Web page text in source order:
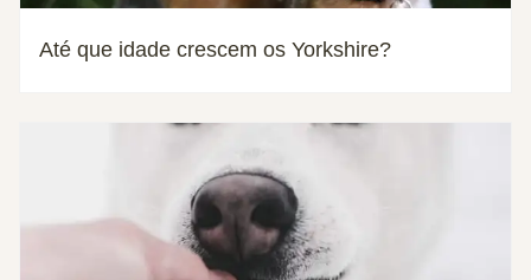
Até que idade crescem os Yorkshire?